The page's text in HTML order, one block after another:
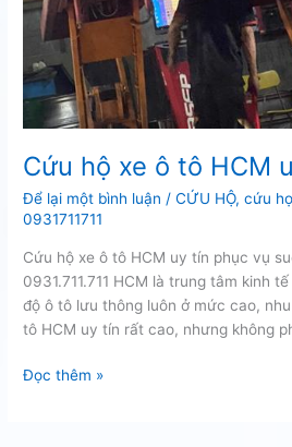
Cứu hộ xe ô tô HCM
Để lại một bình luận /CỨU HỘ,cứu
0931711711
Cứu hộ xe ô tô HCM uy tín phục vụ
0931.711.711 HCM là trung tâm kinh
độ ô tô lưu thông luôn ở mức cao,
tô HCM uy tín rất cao, nhưng không
Cứu
Đọc thêm »